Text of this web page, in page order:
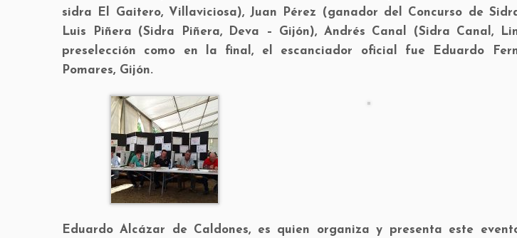
sidra El Gaitero, Villaviciosa), Juan Pérez (ganador del Concurso de
Luis Piñera (Sidra Piñera, Deva – Gijón), Andrés Canal (Sidra Canal,
preselección como en la final, el escanciador oficial fue Eduardo
Pomares, Gijón.
Eduardo Alcázar de Caldones, es quien organiza y presenta este